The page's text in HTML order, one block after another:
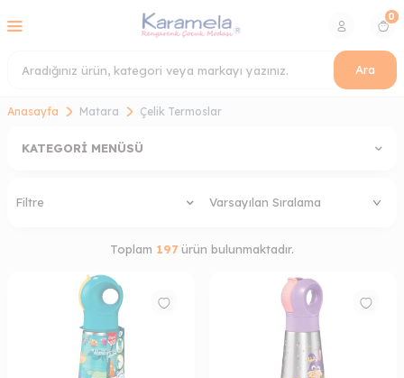
Ara
0
Anasayfa Matara Çelik Termoslar
KATEGORI MENÜSÜ
Filtre
Toplam 197 ürün bulunmaktadır.